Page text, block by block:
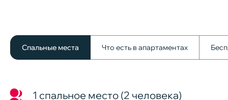
Спальные места Что есть в апартаментах
конфиденциальности
Заказать звонок